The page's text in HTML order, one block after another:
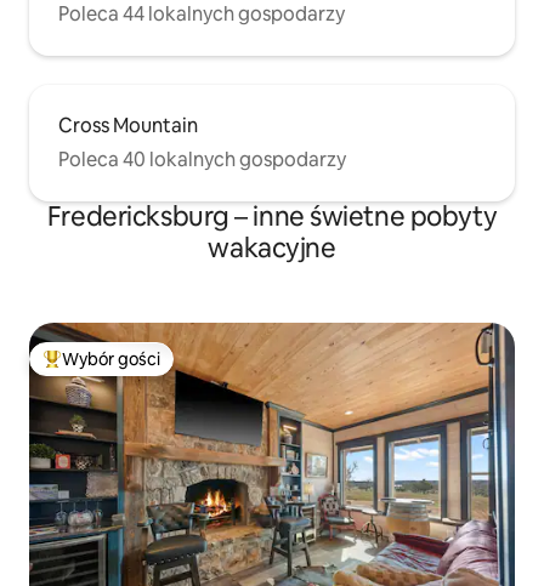
Poleca 44 lokalnych gospodarzy
Cross Mountain
Poleca 40 lokalnych gospodarzy
Fredericksburg – inne świetne pobyty
wakacyjne
Najpopularniejsze z kategorii Wybór gości
Wybór gości